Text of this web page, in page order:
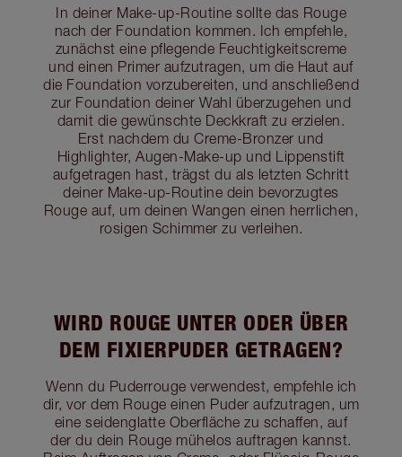
In deiner Make-up-Routine sollte das Rouge
nach der Foundation kommen. Ich empfehle,
zunächst eine pflegende Feuchtigkeitscreme
und einen Primer aufzutragen, um die Haut auf
die Foundation vorzubereiten, und anschließend
zur Foundation deiner Wahl überzugehen und
damit die gewünschte Deckkraft zu erzielen.
Erst nachdem du Creme-Bronzer und
Highlighter, Augen-Make-up und Lippenstift
aufgetragen hast, trägst du als letzten Schritt
deiner Make-up-Routine dein bevorzugtes
Rouge auf, um deinen Wangen einen herrlichen,
rosigen Schimmer zu verleihen.
WIRD ROUGE UNTER ODER ÜBER
DEM FIXIERPUDER GETRAGEN?
Wenn du Puderrouge verwendest, empfehle ich
dir, vor dem Rouge einen Puder aufzutragen, um
eine seidenglatte Oberfläche zu schaffen, auf
der du dein Rouge mühelos auftragen kannst.